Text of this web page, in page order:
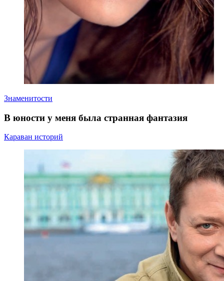
Знаменитости
В юности у меня была странная фантазия
Караван историй